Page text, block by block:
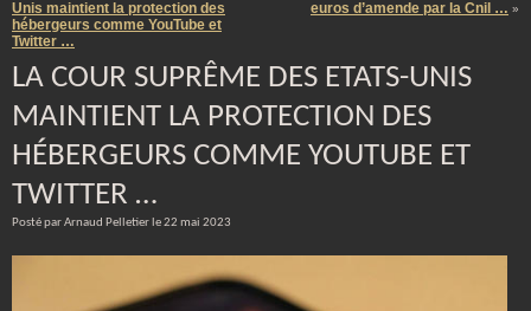
Unis maintient la protection des
hébergeurs comme YouTube et
Twitter …
euros d’amende par la Cnil … »
LA COUR SUPRÊME DES ETATS-UNIS
MAINTIENT LA PROTECTION DES
HÉBERGEURS COMME YOUTUBE ET
TWITTER …
Posté par Arnaud Pelletier le 22 mai 2023